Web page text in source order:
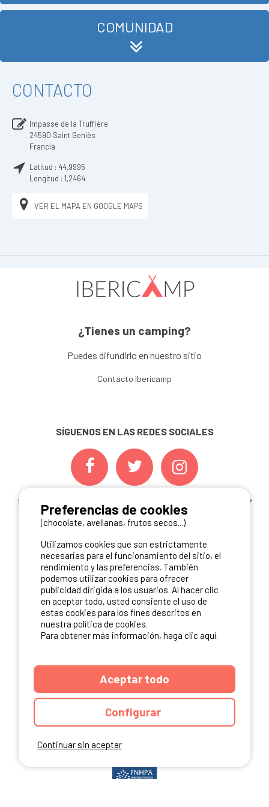
COMUNIDAD
CONTACTO
Impasse de la Truffière
24590 Saint Geniès
Francia
Latitud : 44,9995
Longitud : 1,2464
VER EL MAPA EN GOOGLE MAPS
¿Tienes un camping?
Puedes difundirlo en nuestro sitio
Contacto Ibericamp
SÍGUENOS EN LAS REDES SOCIALES
¡ Y NO TE PIERDAS NUESTRAS
OFERTAS, CONCURSOS Y
NOVEDADESINSCRIBIÉNDOTE A NUESTRA
ME INSCRIBO
NUESTROS PARTNERS
Continuar sin aceptar
Preferencias de cookies
(chocolate, avellanas, frutos secos...)
Utilizamos cookies que son estrictamente
necesarias para el funcionamiento del sitio, el
rendimiento y las preferencias. También
podemos utilizar cookies para ofrecer
publicidad dirigida a los usuarios. Al hacer clic
en aceptar todo, usted consiente el uso de
estas cookies para los fines descritos en
nuestra política de cookies.
Para obtener más información, haga clic aquí.
Aceptar todo
Configurar